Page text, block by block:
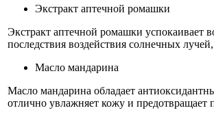
Экстракт аптечной ромашки
Экстракт аптечной ромашки успокаивает
последствия воздействия солнечных
Масло мандарина
Масло мандарина обладает
отлично увлажняет кожу и предотвращает